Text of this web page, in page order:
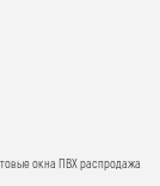
окна ПВХ распродажа